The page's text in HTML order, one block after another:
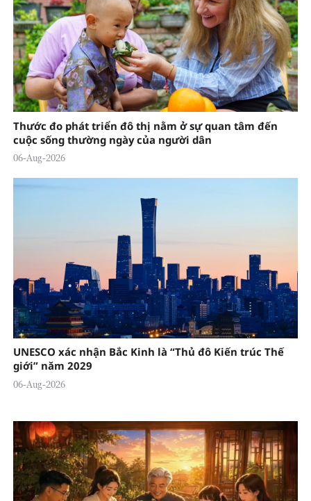
Thước đo phát triển đô thị nằm ở sự quan tâm đến
cuộc sống thường ngày của người dân
06-Aug-2026
UNESCO xác nhận Bắc Kinh là “Thủ đô Kiến trúc Thế
giới” năm 2029
06-Aug-2026